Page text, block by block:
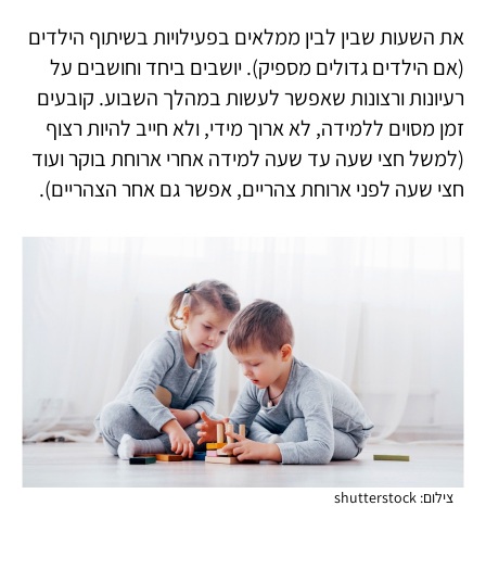
את השעות שבין לבין ממלאים בפעילויות בשיתוף הילדים
(אם הילדים גדולים מספיק). יושבים ביחד וחושבים על
רעיונות ורצונות שאפשר לעשות במהלך השבוע. קובעים
זמן מסוים ללמידה, לא ארוך מידי, ולא חייב להיות רצוף
(למשל חצי שעה עד שעה למידה אחרי ארוחת בוקר ועוד
חצי שעה לפני ארוחת צהריים, אפשר גם אחר הצהריים).
צילום: shutterstock